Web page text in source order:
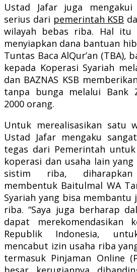
Ustad Jafar juga
serius dari pemerintah KSB
wilayah bebas riba. Hal itu
menyiapkan dana bantuan
Tuntas Baca AlQur’an (TBA),
kepada Koperasi Syariah
dan BAZNAS KSB
tanpa bunga melalui Bank
2000 orang.
Untuk merealisasikan satu
Ustad Jafar mengaku
tegas dari Pemerintah
koperasi dan usaha lain
sistim riba,
membentuk Baitulmal WA
Syariah yang bisa membantu
riba. “Saya juga berharap
dapat merekomendasikan
Republik Indonesia,
mencabut izin usaha riba
termasuk Pinjaman Online